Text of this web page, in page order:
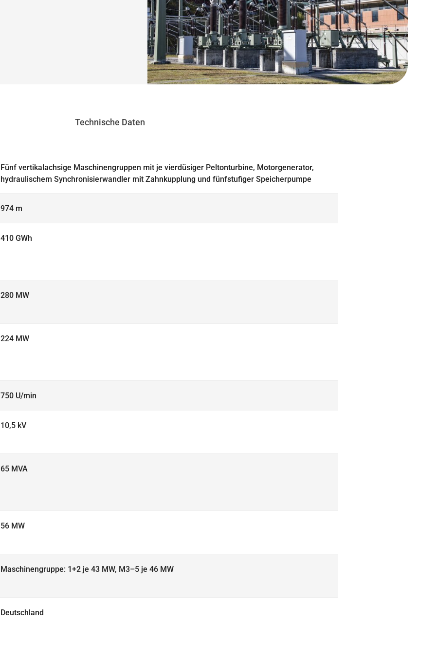
Technische Daten
Fünf vertikalachsige Maschinengruppen mit je vierdüsiger Peltonturbine, Motorgenerator,
hydraulischem Synchronisierwandler mit Zahnkupplung und fünfstufiger Speicherpumpe
974 m
410 GWh
280 MW
224 MW
750 U/min
10,5 kV
65 MVA
56 MW
Maschinengruppe: 1+2 je 43 MW, M3–5 je 46 MW
Deutschland